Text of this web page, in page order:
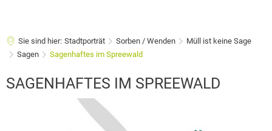
Sie sind hier: Stadtporträt Sorben / Wenden
Müll ist keine Sage
Sagen
Sagenhaftes im Spreewald
Sagenhaftes
SAGENHAFTES IM SPREEWALD